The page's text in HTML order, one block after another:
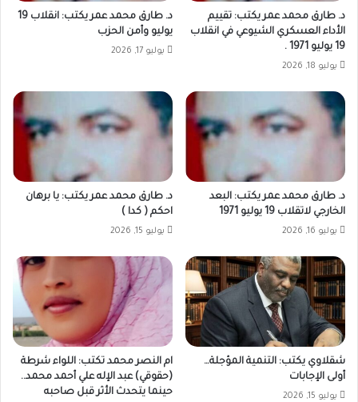
د. طارق محمد عمر يكتب: تقييم
الأداء العسكري الشيوعي في انقلاب
19 يوليو 1971 .
يوليو 18, 2026
د. طارق محمد عمر يكتب: انقلاب 19
يوليو وأمن الحزب
يوليو 17, 2026
د. طارق محمد عمر يكتب: البعد
الخارجي لاتقلاب 19 يوليو 1971
يوليو 16, 2026
د. طارق محمد عمر يكتب: يا برهان
احكم ( كدا )
يوليو 15, 2026
شقلاوي يكتب: التنمية المؤجلة…
أولى الإجابات
يوليو 15, 2026
ام النصر محمد تكتب: اللواء شرطة
(حقوقي) عبد الإله علي أحمد محمد..
حينما يتحدث الأثر قبل صاحبه